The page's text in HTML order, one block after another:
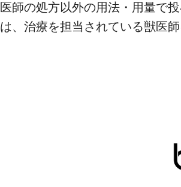
師の処方以外の用法・用量で
、治療を担当されている獣医師